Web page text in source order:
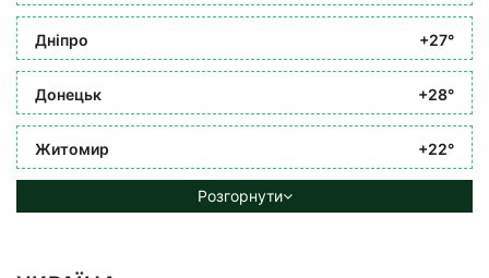
Дніпро +27°
Донецьк +28°
Житомир +22°
Розгорнути